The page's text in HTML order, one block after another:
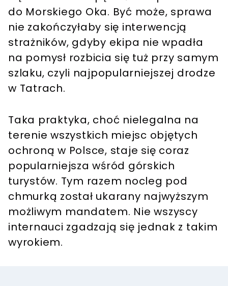
do Morskiego Oka. Być może, sprawa
nie zakończyłaby się interwencją
strażników, gdyby ekipa nie wpadła
na pomysł rozbicia się tuż przy samym
szlaku, czyli najpopularniejszej drodze
w Tatrach.
Taka praktyka, choć nielegalna na
terenie wszystkich miejsc objętych
ochroną w Polsce, staje się coraz
popularniejsza wśród górskich
turystów. Tym razem nocleg pod
chmurką został ukarany najwyższym
możliwym mandatem. Nie wszyscy
internauci zgadzają się jednak z takim
wyrokiem.